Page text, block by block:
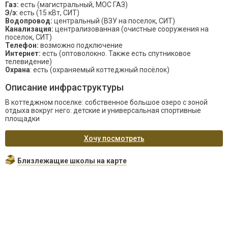
Газ: есть (магистральный, МОС ГАЗ)
Э/э: есть (15 кВт, СИТ)
Водопровод: центральный (ВЗУ на поселок, СИТ)
Канализация: централизованная (очистные сооружения на
поселок, СИТ)
Телефон: возможно подключение
Интернет: есть (оптоволокно. Также есть спутниковое
телевидение)
Охрана: есть (охраняемый коттеджный посёлок)
Описание инфраструктуры
В коттеджном поселке: собственное большое озеро с зоной
отдыха вокруг него: детские и универсальная спортивные
площадки
Хочу посмотреть
Близлежащие школы на карте